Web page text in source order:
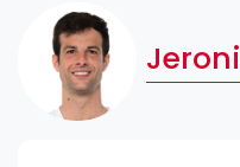
Verschiedenes
Turniere